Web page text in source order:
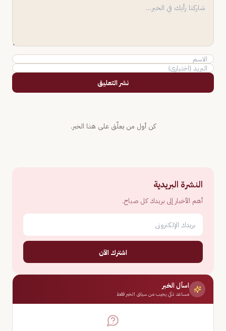
نشر التعليق
كن أول من يعلّق على هذا الخبر.
النشرة البريدية
أهم الأخبار إلى بريدك كل صباح.
اشترك الآن
اسأل الخبر
مساعد ذكي يجيب من سياق الخبر فقط